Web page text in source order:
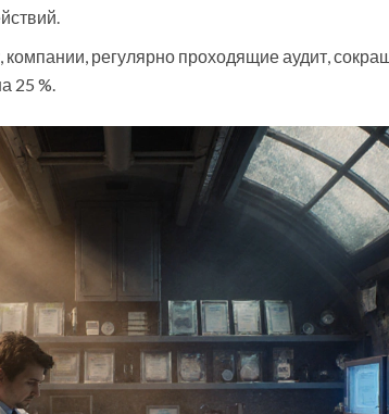
компании, регулярно проходящие аудит,
25 %.